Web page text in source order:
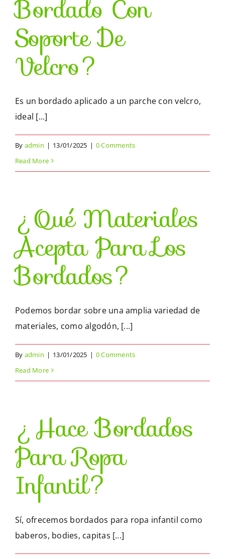
Bordado Con
Soporte De
Velcro?
Es un bordado aplicado a un parche con velcro,
ideal [...]
By admin | 13/01/2025 | 0 Comments
Read More
¿Qué Materiales
Acepta Para Los
Bordados?
Podemos bordar sobre una amplia variedad de
materiales, como algodón, [...]
By admin | 13/01/2025 | 0 Comments
Read More
¿Hace Bordados
Para Ropa
Infantil?
Sí, ofrecemos bordados para ropa infantil como
baberos, bodies, capitas [...]